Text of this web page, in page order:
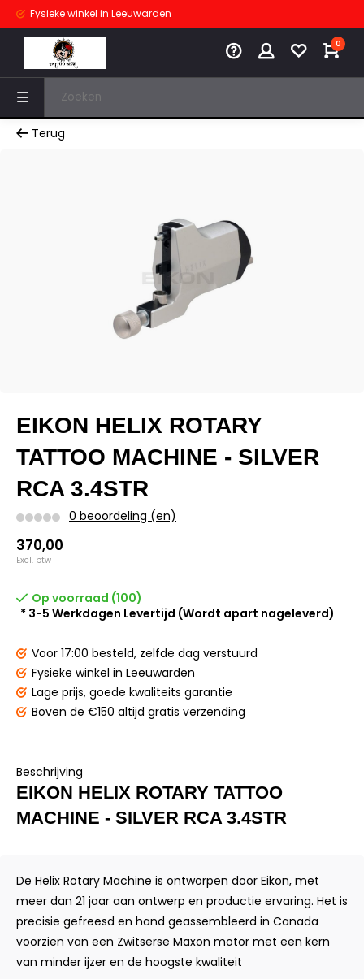
Fysieke winkel in Leeuwarden
0
Terug
EIKON HELIX ROTARY
TATTOO MACHINE - SILVER
RCA 3.4STR
0 beoordeling (en)
370,00
Excl. btw
Op voorraad (100)
* 3-5 Werkdagen Levertijd (Wordt apart nageleverd)
Voor 17:00 besteld, zelfde dag verstuurd
Fysieke winkel in Leeuwarden
Lage prijs, goede kwaliteits garantie
Boven de €150 altijd gratis verzending
Beschrijving
EIKON HELIX ROTARY TATTOO
MACHINE - SILVER RCA 3.4STR
De Helix Rotary Machine is ontworpen door Eikon, met
meer dan 21 jaar aan ontwerp en productie ervaring. Het is
precisie gefreesd en hand geassembleerd in Canada
voorzien van een Zwitserse Maxon motor met een kern
van minder ijzer en de hoogste kwaliteit